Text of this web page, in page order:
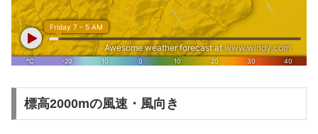
標高2000mの風速・風向き